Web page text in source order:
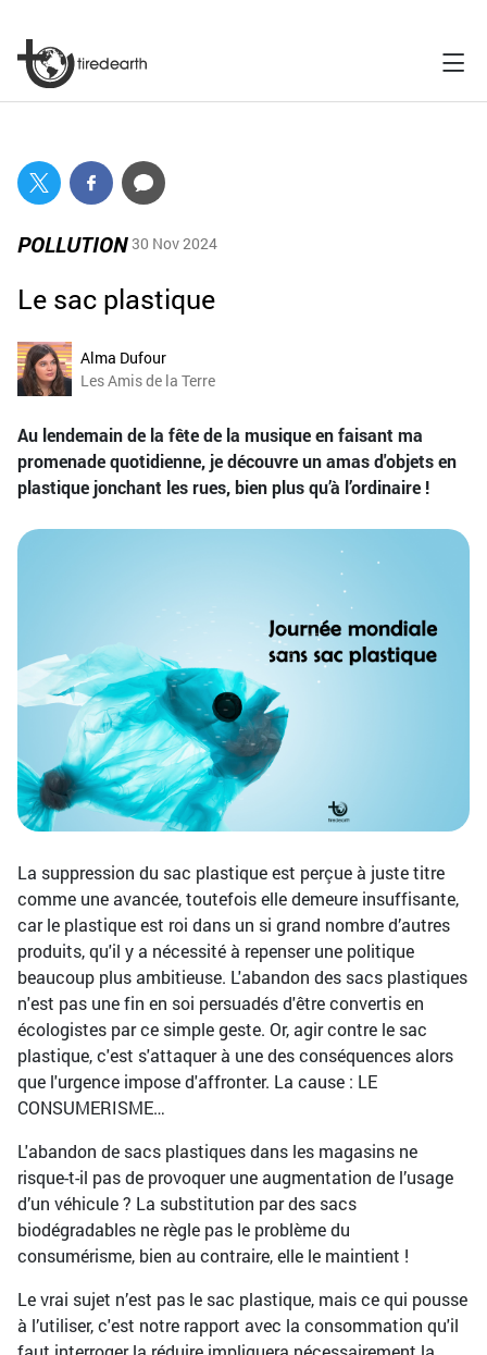
POLLUTION 30 Nov 2024
Le sac plastique
Alma Dufour
Les Amis de la Terre
Au lendemain de la fête de la musique en faisant ma
promenade quotidienne, je découvre un amas d'objets en
plastique jonchant les rues, bien plus qu’à l’ordinaire !
La suppression du sac plastique est perçue à juste titre
comme une avancée, toutefois elle demeure insuffisante,
car le plastique est roi dans un si grand nombre d’autres
produits, qu'il y a nécessité à repenser une politique
beaucoup plus ambitieuse. L'abandon des sacs plastiques
n'est pas une fin en soi persuadés d'être convertis en
écologistes par ce simple geste. Or, agir contre le sac
plastique, c'est s'attaquer à une des conséquences alors
que l'urgence impose d'affronter. La cause : LE
CONSUMERISME…
L'abandon de sacs plastiques dans les magasins ne
risque-t-il pas de provoquer une augmentation de l’usage
d’un véhicule ? La substitution par des sacs
biodégradables ne règle pas le problème du
consumérisme, bien au contraire, elle le maintient !
Le vrai sujet n’est pas le sac plastique, mais ce qui pousse
à l’utiliser, c'est notre rapport avec la consommation qu'il